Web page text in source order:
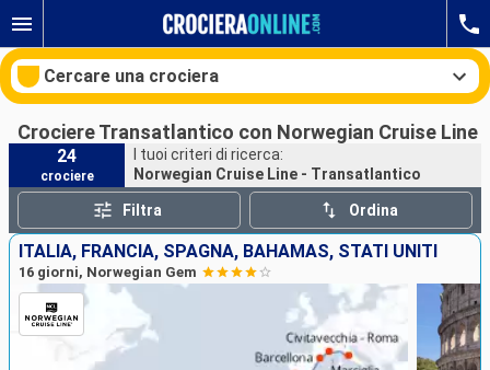
Cercare una crociera
Le nostre destinazioni
Mesi di partenza
Porti Compagnie
Ricerca
Crociere Transatlantico con Norwegian Cruise Line
24
crociere
I tuoi criteri di ricerca:
Norwegian Cruise Line - Transatlantico
Filtra Ordina
ITALIA, FRANCIA, SPAGNA, BAHAMAS, STATI UNITI
16 giorni, Norwegian Gem